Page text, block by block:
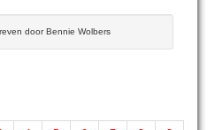
door Bennie Wolbers